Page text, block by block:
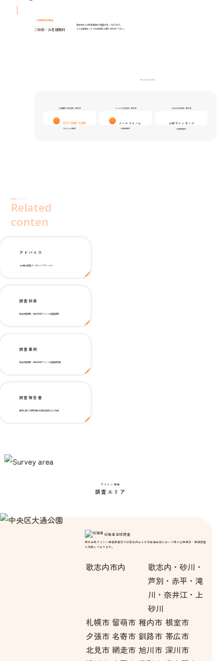
24時間年中無休
ご相談 ・ お見積無料
歌志内および北海道全域で調査を承っております。
どんな些細なことでもお気軽にお問い合わせください。
Our social media
お電話でのお問い合わせ
011-598-1230
9:00-24:00受付
メールでのお問い合わせ
メールフォーム
24時間受付
LINEでのお問い合わせ
LINEでメッセージ
24時間受付
関連コンテンツ
Related
conten
アドバイス
その他の調査ワンポイントアドバイス
調査料金
歌志内興信所・株式会社アイシンの調査費用
調査事例
歌志内興信所・株式会社アイシンの調査事例集
調査報告書
裁判に勝てる報告書を弁護士指導のもと作成
アイシン探偵
調査エリア
北海道全域調査
株式会社アイシン探偵事務所では歌志内および北海道全域において様々な興信所・探偵調査
に対応しております。
歌志内市内
歌志内・砂川・
芦別・赤平・滝
川・奈井江・上
砂川
札幌市 留萌市 稚内市 根室市
夕張市 名寄市 釧路市 帯広市
北見市 網走市 旭川市 深川市